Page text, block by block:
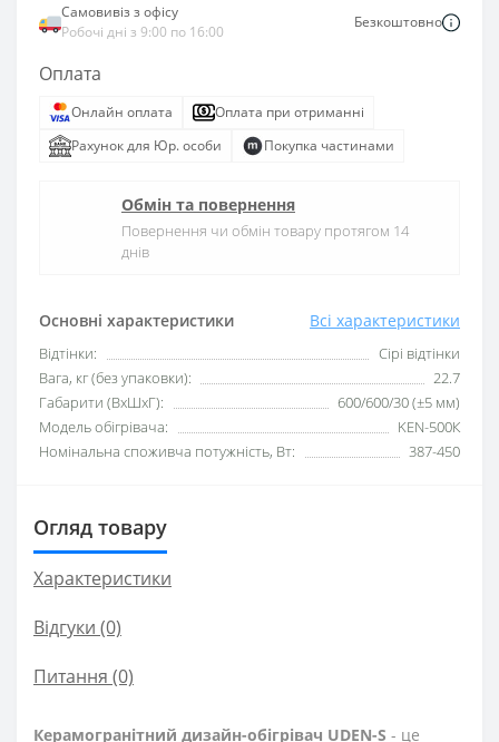
Основні характеристики Всі характеристики
Відтінки:
Сірі відтінки
Вага, кг (без упаковки):
22.7
Габарити (ВхШхГ):
600/600/30 (±5 мм)
Модель обігрівача:
KEN-500К
Номінальна споживча потужність, Вт:
387-450
Самовивіз з офісу
Робочі дні з 9:00 по 16:00
Безкоштовно
Оплата
Онлайн оплата
Оплата при отриманні
Рахунок для Юр. особи
Покупка частинами
Обмін та повернення
Повернення чи обмін товару протягом 14
днів
Огляд товару
Характеристики
Відгуки (0)
Питання (0)
Керамогранітний дизайн-обігрівач UDEN-S - це